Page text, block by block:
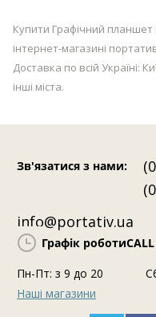
Купити Графічний
інтернет-магазині
Доставка по всій Україні:
інші міста.
Зв'язатися з нами:
info@portativ.ua
Графік роботи
Пн-Пт: з 9 до 20
Наші магазини